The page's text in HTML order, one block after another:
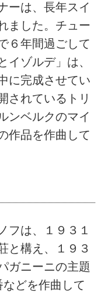
ーは、長年スイ
ました。チュー
６年間過ごして
イゾルデ」は、
に完成させてい
されているトリ
ンベルクのマイ
作品を作曲して
フは、１９３１
と構え、１９３
ガニーニの主題
どを作曲して